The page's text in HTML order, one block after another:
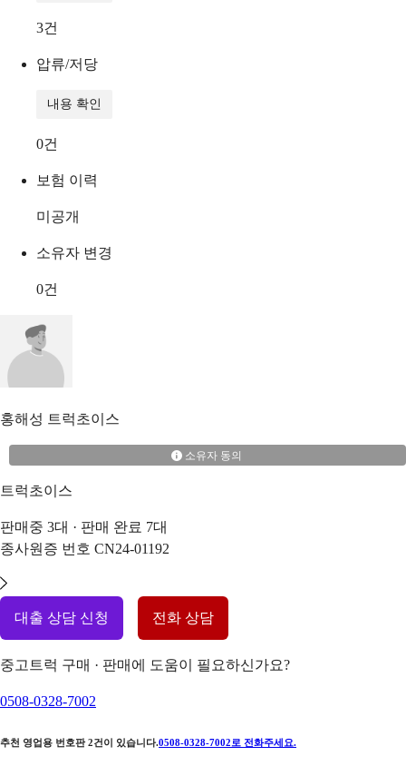
3건
압류/저당
내용 확인
0건
보험 이력
미공개
소유자 변경
0건
홍해성 트럭초이스
소유자 동의
트럭초이스
판매중 3대 · 판매 완료 7대
종사원증 번호 CN24-01192
대출 상담 신청 전화 상담
중고트럭 구매 · 판매에 도움이 필요하신가요?
0508-0328-7002
추천 영업용 번호판 2건이 있습니다.0508-0328-7002 로 전화주세요.